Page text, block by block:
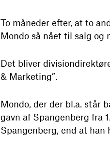
To måneder efter, at to
Mondo så nået til salg og
Det bliver
& Marketing”.
Mondo, der der bl.a. står
gavn af Spangenberg fra
Spangenberg, end at